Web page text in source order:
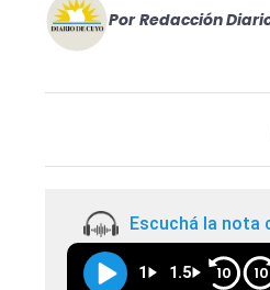
Por Redacción
Escuchá la nota
1 1.5 10 10